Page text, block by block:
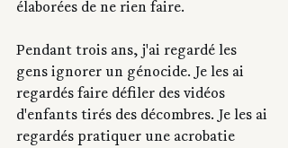
élaborées de ne rien faire.
Pendant trois ans, j'ai regardé les
gens ignorer un génocide. Je les ai
regardés faire défiler des vidéos
d'enfants tirés des décombres. Je les ai
regardés pratiquer une acrobatie